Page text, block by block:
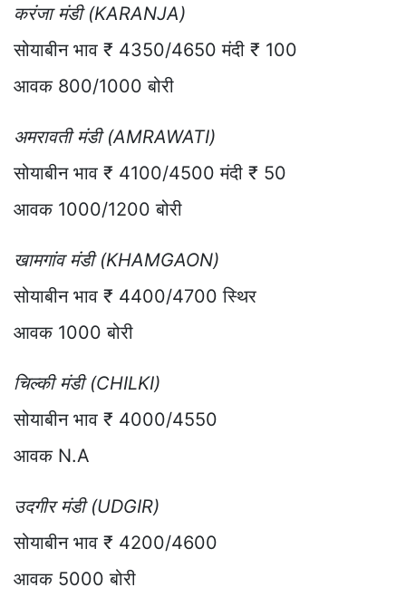
करंजा मंडी (KARANJA)
सोयाबीन भाव ₹ 4350/4650 मंदी ₹ 100
आवक 800/1000 बोरी
अमरावती मंडी (AMRAWATI)
सोयाबीन भाव ₹ 4100/4500 मंदी ₹ 50
आवक 1000/1200 बोरी
खामगांव मंडी (KHAMGAON)
सोयाबीन भाव ₹ 4400/4700 स्थिर
आवक 1000 बोरी
चिल्की मंडी (CHILKI)
सोयाबीन भाव ₹ 4000/4550
आवक N.A
उदगीर मंडी (UDGIR)
सोयाबीन भाव ₹ 4200/4600
आवक 5000 बोरी